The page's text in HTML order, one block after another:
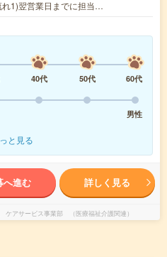
1)翌営業日までに担当…
40代 50代
60代
男性
と見る
へ進む 詳しく見る
ケアサービス事業部 （医療福祉介護関連）